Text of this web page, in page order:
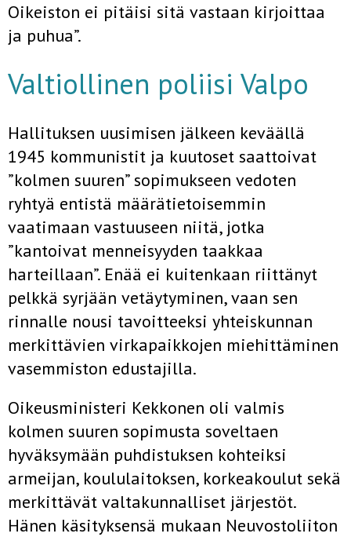
Oikeiston ei pitäisi sitä vastaan kirjoittaa
ja puhua”.
Valtiollinen poliisi Valpo
Hallituksen uusimisen jälkeen keväällä
1945 kommunistit ja kuutoset saattoivat
”kolmen suuren” sopimukseen vedoten
ryhtyä entistä määrätietoisemmin
vaatimaan vastuuseen niitä, jotka
”kantoivat menneisyyden taakkaa
harteillaan”. Enää ei kuitenkaan riittänyt
pelkkä syrjään vetäytyminen, vaan sen
rinnalle nousi tavoitteeksi yhteiskunnan
merkittävien virkapaikkojen miehittäminen
vasemmiston edustajilla.
Oikeusministeri Kekkonen oli valmis
kolmen suuren sopimusta soveltaen
hyväksymään puhdistuksen kohteiksi
armeijan, koululaitoksen, korkeakoulut sekä
merkittävät valtakunnalliset järjestöt.
Hänen käsityksensä mukaan Neuvostoliiton